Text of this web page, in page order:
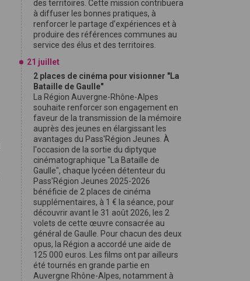
des territoires. Cette mission contribuera
à diffuser les bonnes pratiques, à
renforcer le partage d’expériences et à
produire des références communes au
service des élus et des territoires.
21 juillet
2 places de cinéma pour visionner "La
Bataille de Gaulle"
La Région Auvergne-Rhône-Alpes
souhaite renforcer son engagement en
faveur de la transmission de la mémoire
auprès des jeunes en élargissant les
avantages du Pass'Région Jeunes. À
l'occasion de la sortie du diptyque
cinématographique "La Bataille de
Gaulle", chaque lycéen détenteur du
Pass'Région Jeunes 2025-2026
bénéficie de 2 places de cinéma
supplémentaires, à 1 € la séance, pour
découvrir avant le 31 août 2026, les 2
volets de cette œuvre consacrée au
général de Gaulle. Pour chacun des deux
opus, la Région a accordé une aide de
125 000 euros. Les films ont par ailleurs
été tournés en grande partie en
Auvergne Rhône-Alpes, notamment à